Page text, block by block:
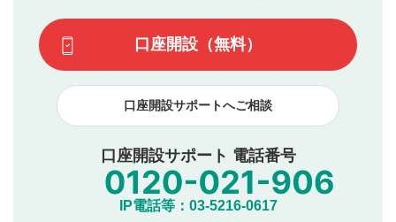
です）
てはお答えできません。各動画コンテンツへの掲載をもっ
て結果のご連絡といたします。ご了承ください。
下記の項目に該当すると判断された投稿内容は、掲載を
見合わせる場合がございます。
本動画コンテンツとは無関係の内容の投稿
他者への誹謗中傷や差別的表現投稿
公序良俗に反する内容の投稿
氏名、住所、電話番号など個人を特定できる情報の
他のサイトへの誘導や営利目的、広告・宣伝を目
口座開設（無料）
口座開設サポートへご相談
口座開設サポート 電話番号
IP電話等：03-5216-0617